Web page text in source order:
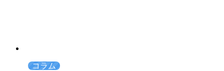
コラム